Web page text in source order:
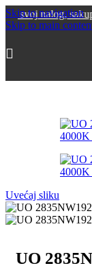
Skip to navigation
Skip to main
sakupljajte
Uvećaj sliku
UO